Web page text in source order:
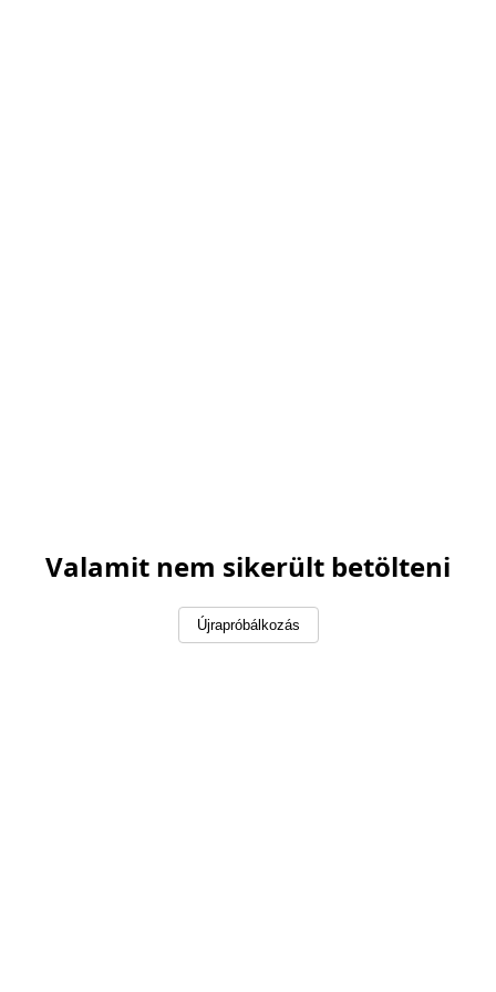
Valamit nem sikerült betölteni
Újrapróbálkozás